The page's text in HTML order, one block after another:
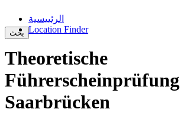
بحث
الرئييسية
Location Finder
Theoretische
Führerscheinprüfung
Saarbrücken